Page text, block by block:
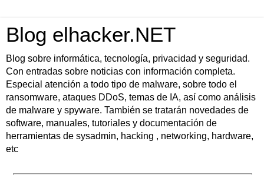
Blog elhacker.NET
Blog sobre informática, tecnología, privacidad y seguridad.
Con entradas sobre noticias con información completa.
Especial atención a todo tipo de malware, sobre todo el
ransomware, ataques DDoS, temas de IA, así como análisis
de malware y spyware. También se tratarán novedades de
software, manuales, tutoriales y documentación de
herramientas de sysadmin, hacking , networking, hardware,
etc